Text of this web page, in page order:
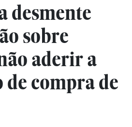
desmente
sobre
aderir a
compra de